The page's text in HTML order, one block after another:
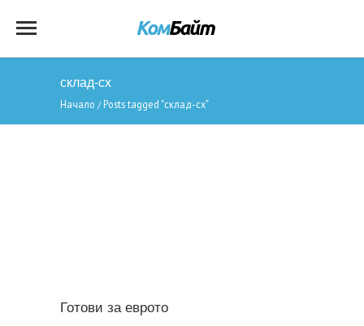
склад-сх
Начало / Posts tagged "склад-сх"
Готови за еврото